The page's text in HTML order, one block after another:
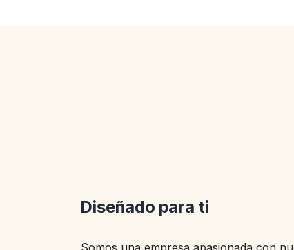
Diseñado para ti
Somos una empresa apasionada con